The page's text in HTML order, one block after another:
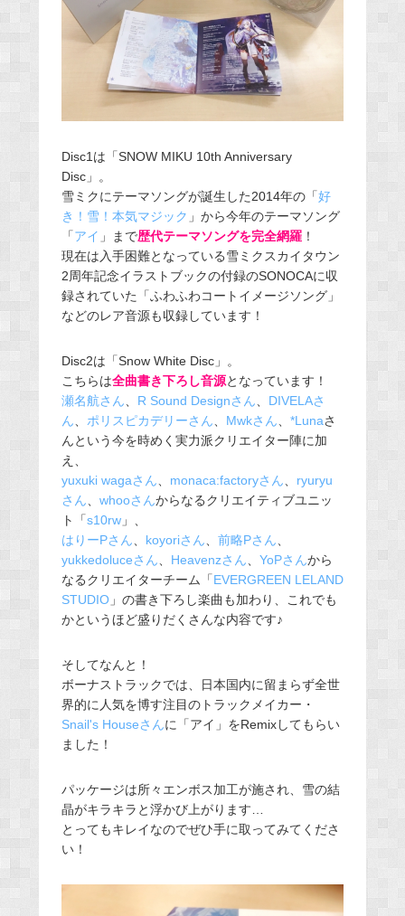
Disc1は「SNOW MIKU 10th Anniversary
Disc」。
雪ミクにテーマソングが誕生した2014年の「好
き！雪！本気マジック 」から今年のテーマソング
「アイ 」まで歴代テーマソングを完全網羅！
現在は入手困難となっている雪ミクスカイタウン
2周年記念イラストブックの付録のSONOCAに収
録されていた「ふわふわコートイメージソング」
などのレア音源も収録しています！
Disc2は「Snow White Disc」。
こちらは全曲書き下ろし音源となっています！
瀬名航さん、 R Sound Designさん、 DIVELAさ
ん、 ポリスピカデリーさん、 Mwkさん、 *Lunaさ
んという今を時めく実力派クリエイター陣に加
え、
yuxuki wagaさん、 monaca:factoryさん、 ryuryu
さん、 whooさんからなるクリエイティブユニッ
ト「s10rw」、
はりーPさん、 koyoriさん、 前略Pさん、
yukkedoluceさん、 Heavenzさん、 YoPさんから
なるクリエイターチーム「EVERGREEN LELAND
STUDIO」の書き下ろし楽曲も加わり、これでも
かというほど盛りだくさんな内容です♪
そしてなんと！
ボーナストラックでは、日本国内に留まらず全世
界的に人気を博す注目のトラックメイカー・
Snail's Houseさんに「アイ」をRemixしてもらい
ました！
パッケージは所々エンボス加工が施され、雪の結
晶がキラキラと浮かび上がります…
とってもキレイなのでぜひ手に取ってみてくださ
い！